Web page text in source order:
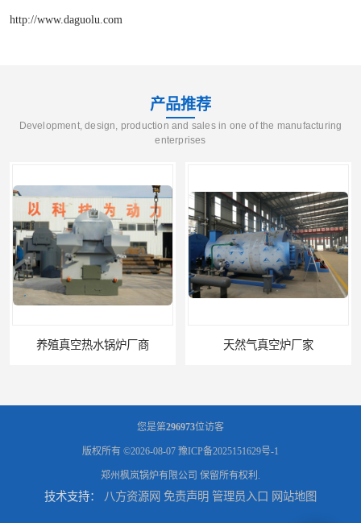
http://www.daguolu.com
产品推荐
Development, design, production and sales in one of the manufacturing
enterprises
养殖真空热水锅炉厂商 天然气真空炉厂家
您是第296973位访客
版权所有 ©2026-08-07 豫ICP备2025151629号-1
郑州枫岚锅炉有限公司 保留所有权利.
技术支持： 八方资源网 免责声明 管理员入口 网站地图